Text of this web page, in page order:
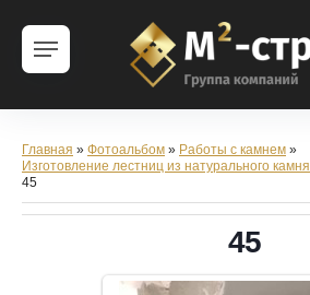
Главная » Фотоальбом » Работы с камнем »
Изготовление лестниц из натурального камня
45
45